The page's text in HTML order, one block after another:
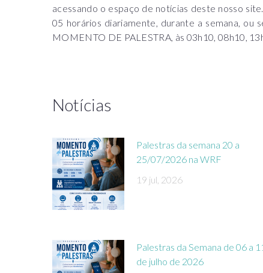
acessando o espaço de notícias deste nosso
05 horários diariamente, durante a semana, ou
MOMENTO DE PALESTRA, às 03h10, 08h10,
Notícias
Palestras da semana 20 a
25/07/2026 na WRF
19 jul, 2026
Palestras da Semana de 06 a
de julho de 2026